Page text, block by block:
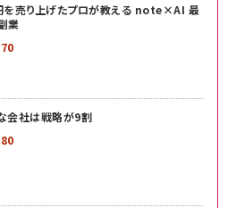
を売り上げたプロが教える note×AI 最
業
会社は戦略が9割